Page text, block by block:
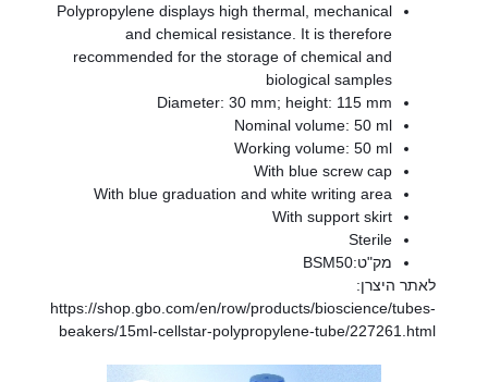
Polypropylene displays high thermal, mechanical
and chemical resistance. It is therefore
recommended for the storage of chemical and
biological samples
Diameter: 30 mm; height: 115 mm
Nominal volume: 50 ml
Working volume: 50 ml
With blue screw cap
With blue graduation and white writing area
With support skirt
Sterile
מק"ט:BSM50
לאתר היצרן:
https://shop.gbo.com/en/row/products/bioscience/tubes-
beakers/15ml-cellstar-polypropylene-tube/227261.html